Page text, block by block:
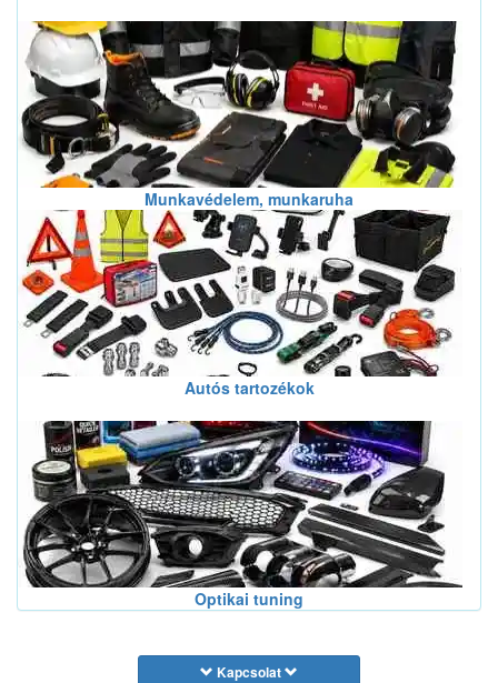
Munkavédelem, munkaruha
Autós tartozékok
Optikai tuning
Kapcsolat